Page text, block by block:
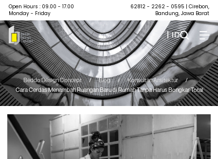
Open Hours : 09.00 - 17.00
Monday - Friday
62812 - 2262 - 0595 | Cirebon,
Bandung, Jawa Barat
| ID
Beddo Design Concept / Blog / Konsultan Arsitektur
/
Cara Cerdas Menambah Ruangan Baru di Rumah Tanpa Harus Bongkar Total